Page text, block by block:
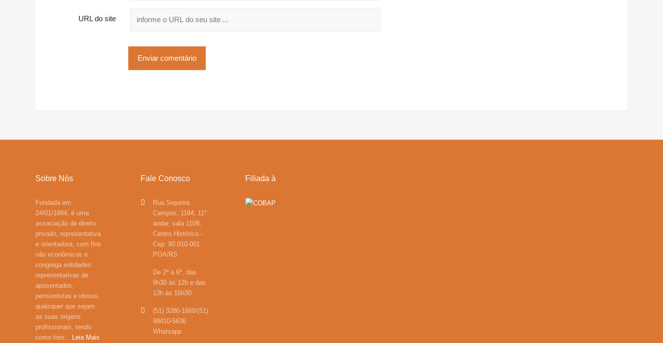
URL do site
Sobre Nós
Fundada em
24/01/1984, é uma
associação de direito
privado, representativa
e orientadora, com fins
não econômicos e
congrega entidades
representativas de
aposentados,
pensionistas e idosos,
quaisquer que sejam
as suas origens
profissionais, tendo
como foro... Leia Mais
Fale Conosco
Rua Siqueira
Campos, 1184, 11º
andar, sala 1109,
Centro Histórico -
Cep: 90.010-001
POA/RS
De 2ª a 6ª, das
8h30 às 12h e das
13h às 16h30.
(51) 3286-1660/(51)
98410-5636
Whatsapp
Filiada à